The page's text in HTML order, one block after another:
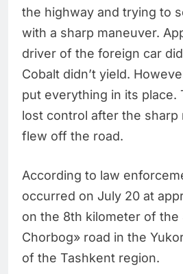
the highway and trying to
with a sharp maneuver.
driver of the foreign car
Cobalt didn’t yield.
put everything in its place.
lost control after the sharp
flew off the road.
According to law
occurred on July 20 at
on the 8th kilometer of the
Chorbog» road in the
of the Tashkent region.